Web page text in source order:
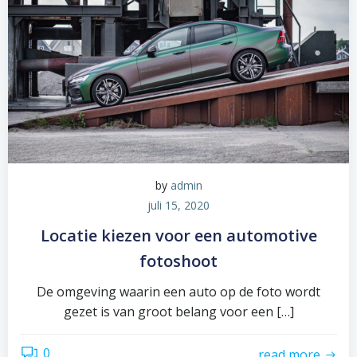
by admin
juli 15, 2020
Locatie kiezen voor een automotive
fotoshoot
De omgeving waarin een auto op de foto wordt
gezet is van groot belang voor een […]
0